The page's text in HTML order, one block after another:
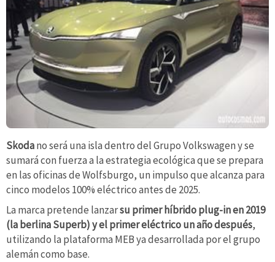
Skodano será una isla dentro del Grupo Volkswagen y se
sumará con fuerza a la estrategia ecológica que se prepara
en las oficinas de Wolfsburgo, un impulso que alcanza para
cinco modelos 100% eléctrico antes de 2025.
La marca pretende lanzarsu primer híbrido plug-in en 2019
(la berlina Superb) y el primer eléctrico un año después,
utilizando la plataforma MEB ya desarrollada por el grupo
alemán como base.